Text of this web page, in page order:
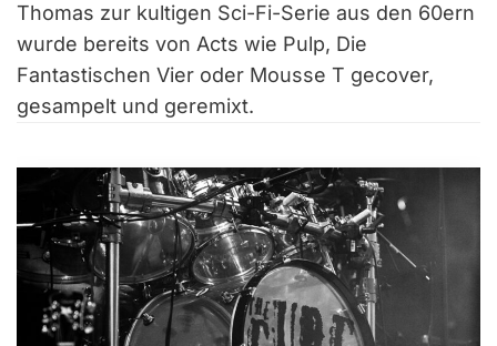
Thomas zur kultigen Sci-Fi-Serie aus den 60ern
wurde bereits von Acts wie Pulp, Die
Fantastischen Vier oder Mousse T gecover,
gesampelt und geremixt.